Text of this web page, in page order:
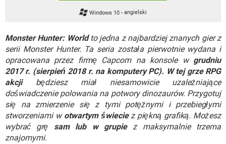
FACEBOOK
INSTAGRAM FACEBOOK
Windows 10-angielski
Monster Hunter: Worldto jedna z najbardziej znanych gier z
serii Monster Hunter. Ta seria została pierwotnie wydana i
opracowana przez firmę Capcom na konsole w grudniu
2017 r. (sierpień 2018 r. na komputery PC). W tej grze RPG
akcjibędziesz miał niesamowicie uzależniające
doświadczenie polowania na potwory dinozaurów. Przygotuj
się na zmierzenie się z tymi potężnymi i przebiegłymi
stworzeniami w otwartym świeciez piękną grafiką. Możesz
wybrać grę sam lub w grupiez maksymalnie trzema
znajomymi.